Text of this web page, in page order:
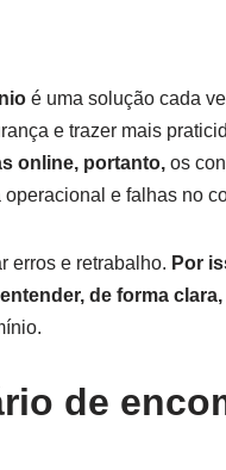
é uma solução cada
e trazer mais
online, portanto, os
e falhas no
erros e retrabalho. Por
de forma clara,
de